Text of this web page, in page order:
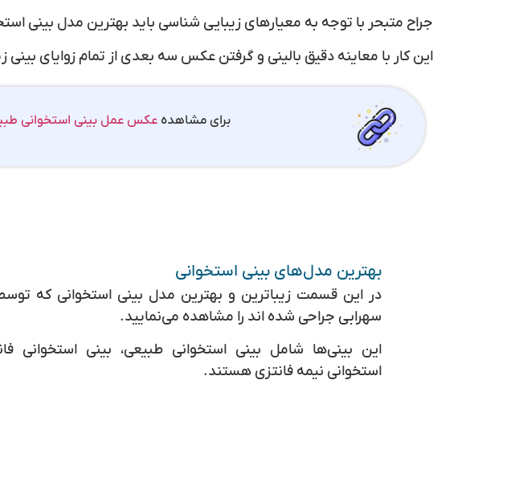
جراح متبحر با توجه به معیارهای زیبایی شناسی باید بهترین مدل بینی
این کار با معاینه دقیق بالینی و گرفتن عکس سه بعدی از تمام زوایای
برای مشاهدهعکس عمل بینی استخوانی
بهترین مدل‌های بینی استخوانی
در این قسمت زیباترین و بهترین مدل بینی استخوانی که
سهرابی جراحی شده اند را مشاهده می‌نمایید.
این بینی‌ها شامل بینی استخوانی طبیعی، بینی استخوانی
استخوانی نیمه فانتزی هستند.